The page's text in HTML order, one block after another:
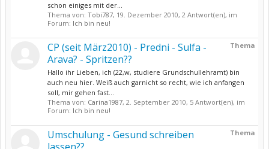
schon einiges mit der...
Thema von: Tobi787, 19. Dezember 2010, 2 Antwort(en), im
Forum: Ich bin neu!
Thema
CP (seit März2010) - Predni - Sulfa -
Arava? - Spritzen??
Hallo ihr Lieben, ich (22,w, studiere Grundschullehramt) bin
auch neu hier. Weiß auch garnicht so recht, wie ich anfangen
soll, mir gehen fast...
Thema von: Carina1987, 2. September 2010, 5 Antwort(en), im
Forum: Ich bin neu!
Thema
Umschulung - Gesund schreiben